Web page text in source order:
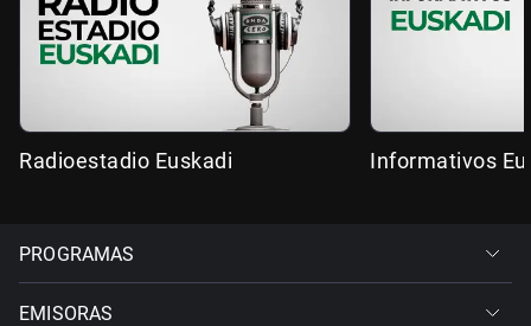
Radioestadio Euskadi Informativos
PROGRAMAS
EMISORAS